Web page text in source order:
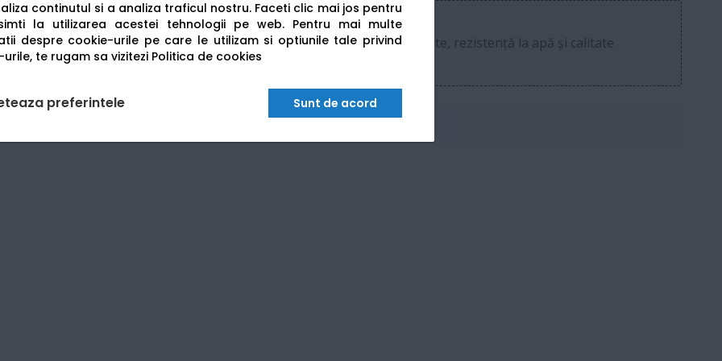
continutul si a analiza traficul nostru. Faceti clic mai jos pentru
la utilizarea acestei tehnologii pe web. Pentru mai multe
despre cookie-urile pe care le utilizam si optiunile tale privind
te rugam sa vizitezi Politica de cookies
preferintele Sunt de acord
330 ml sau 700 ml) cu cerneală pigmentată LUCIA TD, pentru durabilitate, rezistență la apă și calitate
permite înlocuirea fără întreruperea lucrului.